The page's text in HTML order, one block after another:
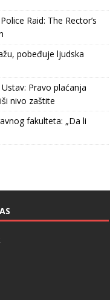
Raid: The Rector’s
pobeđuje ljudska
Pravo plaćanja
nivo zaštite
fakulteta: „Da li